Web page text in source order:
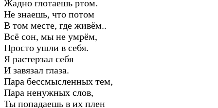
Жадно глотаешь ртом.
Не знаешь, что потом
В том месте, где живём..
Всё сон, мы не умрём,
Просто ушли в себя.
Я растерзал себя
И завязал глаза.
Пара бессмысленных тем,
Пара ненужных слов,
Ты попадаешь в их плен